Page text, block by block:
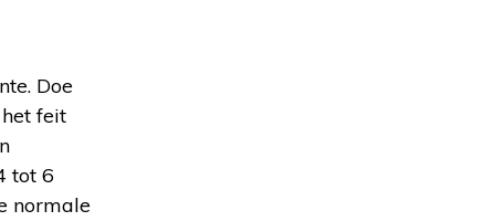
Doe
feit
tot 6
normale